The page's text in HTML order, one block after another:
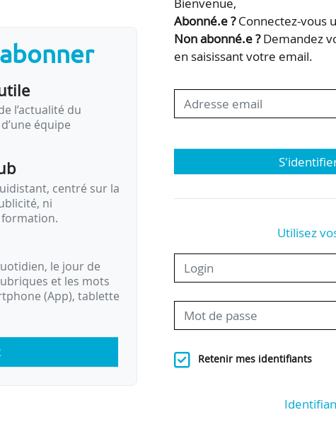
(contre 457 849 en 2023). Ainsi, entre le
candidats supplémentaires ont obtenu au moins une
24,67 %. Lors de la session…
l’actualité du
équipe
centré sur la
ni
le jour de
et les mots
(App), tablette
Abonné.e ?Connectez-vous
Non abonné.e ?Demandez
en saisissant votre email.
Utilisez
Retenir mes identifiants